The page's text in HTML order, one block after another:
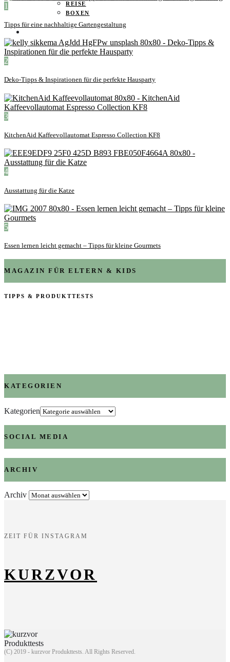
REISE
BOXEN
1
Tipps für eine nachhaltige Gartengestaltung
2
Deko-Tipps & Inspirationen für die perfekte Hausparty
3
KitchenAid Kaffeevollautomat Espresso Collection KF8
4
Ausstattung für die Katze
5
Essen lernen leicht gemacht – Tipps für kleine Gourmets
MAGAZIN FÜR ELTERN & KIDS
TIPPS & PRODUKTTESTS
KATEGORIEN
Kategorien
SOCIAL MEDIA
ARCHIV
Archiv
ZEIT FÜR INSTAGRAM
KURZVOR
(C) 2019 - kurzvor Produkttests. All Rights Reserved.